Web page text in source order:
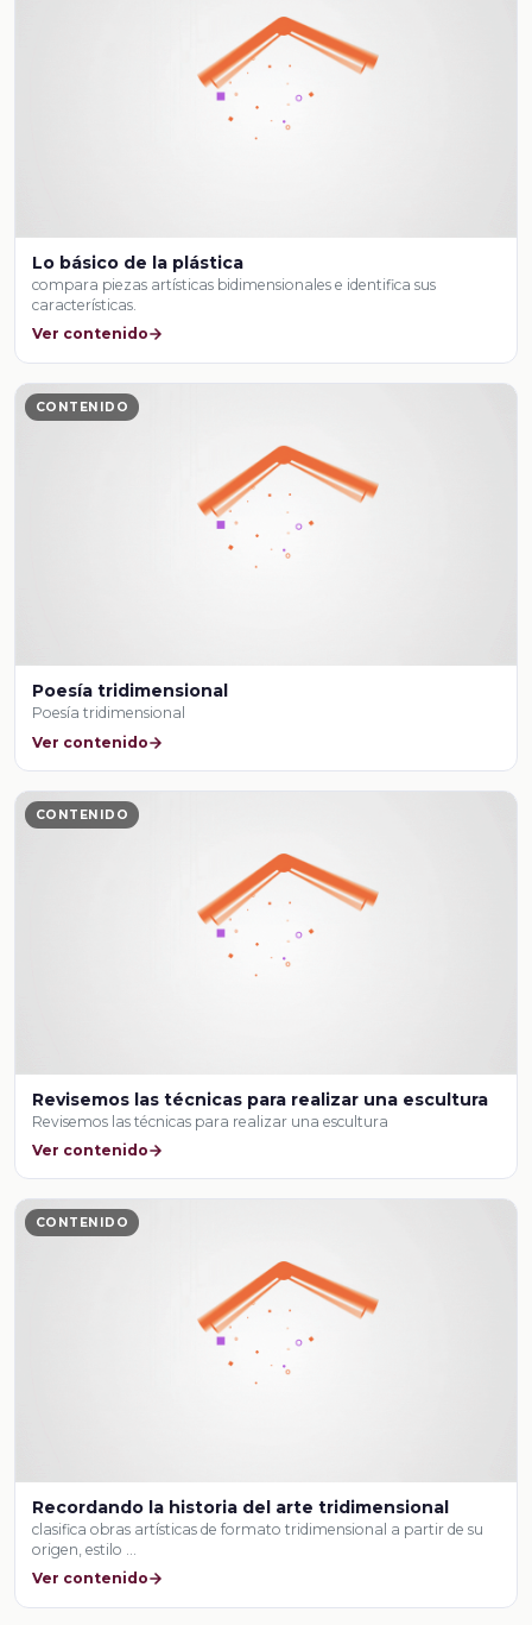
Lo básico de la plástica
compara piezas artísticas bidimensionales e identifica sus
características.
Ver contenido
CONTENIDO
Poesía tridimensional
Poesía tridimensional
Ver contenido
CONTENIDO
Revisemos las técnicas para realizar una escultura
Revisemos las técnicas para realizar una escultura
Ver contenido
CONTENIDO
Recordando la historia del arte tridimensional
clasifica obras artísticas de formato tridimensional a partir de su
origen, estilo …
Ver contenido